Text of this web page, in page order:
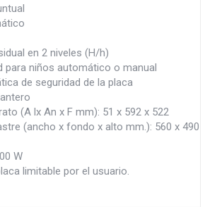
en 2 niveles (H/h)
para niños automático o manual
de seguridad de la placa
(A lx An x F mm): 51 x 592 x 522
(ancho x fondo x alto mm.): 560 x 490
W
limitable por el usuario.